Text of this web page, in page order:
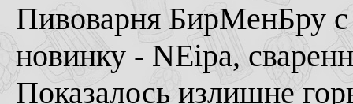
Пивоварня БирМенБру
новинку - NEipa,
Показалось излишне